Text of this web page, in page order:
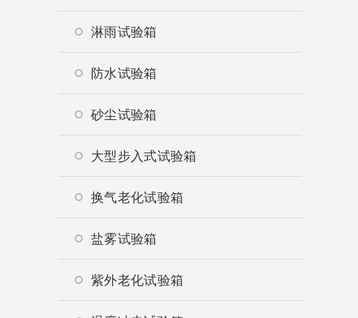
淋雨试验箱
防水试验箱
砂尘试验箱
大型步入式试验箱
换气老化试验箱
盐雾试验箱
紫外老化试验箱